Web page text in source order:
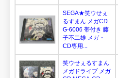
SEGA★笑ウせぇ
るすまん メガCD
G-6006 帯付き 藤
子不二雄 メガ・
CD専用...
笑ウせぇるすまん
メガドライブ メガ